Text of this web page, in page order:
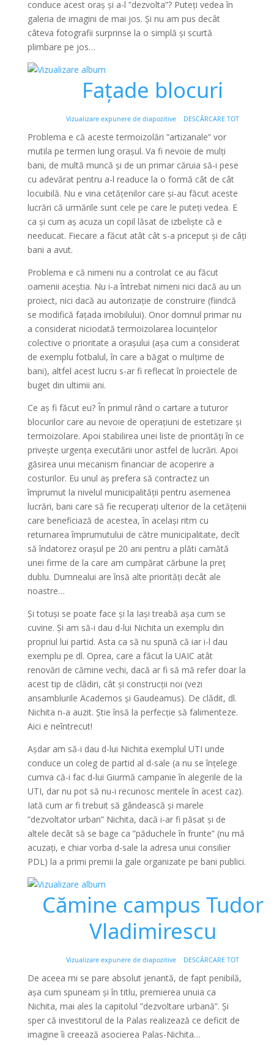
conduce acest oraș și a-l ”dezvolta”? Puteți vedea în
galeria de imagini de mai jos. Și nu am pus decât
câteva fotografii surprinse la o simplă și scurtă
plimbare pe jos…
Fațade blocuri
Vizualizare expunere de diapozitive DESCĂRCARE TOT
Problema e că aceste termoizolări ”artizanale” vor
mutila pe termen lung orașul. Va fi nevoie de mulți
bani, de multă muncă și de un primar căruia să-i pese
cu adevărat pentru a-l readuce la o formă cât de cât
locuibilă. Nu e vina cetățenilor care și-au făcut aceste
lucrări că urmările sunt cele pe care le puteți vedea. E
ca și cum aș acuza un copil lăsat de izbeliște că e
needucat. Fiecare a făcut atât cât s-a priceput și de câți
bani a avut.
Problema e că nimeni nu a controlat ce au făcut
oamenii aceștia. Nu i-a întrebat nimeni nici dacă au un
proiect, nici dacă au autorizație de construire (fiindcă
se modifică fațada imobilului). Onor domnul primar nu
a considerat niciodată termoizolarea locuințelor
colective o prioritate a orașului (așa cum a considerat
de exemplu fotbalul, în care a băgat o mulțime de
bani), altfel acest lucru s-ar fi reflecat în proiectele de
buget din ultimii ani.
Ce aș fi făcut eu? În primul rând o cartare a tuturor
blocurilor care au nevoie de operațiuni de estetizare și
termoizolare. Apoi stabilirea unei liste de priorități în ce
privește urgența executării unor astfel de lucrări. Apoi
găsirea unui mecanism financiar de acoperire a
costurilor. Eu unul aș prefera să contractez un
împrumut la nivelul municipalității pentru asemenea
lucrări, bani care să fie recuperați ulterior de la cetățenii
care beneficiază de acestea, în același ritm cu
returnarea împrumutului de către municipalitate, decît
să îndatorez orașul pe 20 ani pentru a plăti camătă
unei firme de la care am cumpărat cărbune la preț
dublu. Dumnealui are însă alte priorități decât ale
noastre…
Și totuși se poate face și la Iași treabă așa cum se
cuvine. Și am să-i dau d-lui Nichita un exemplu din
propriul lui partid. Asta ca să nu spună că iar i-l dau
exemplu pe dl. Oprea, care a făcut la UAIC atât
renovări de cămine vechi, dacă ar fi să mă refer doar la
acest tip de clădiri, cât și construcții noi (vezi
ansamblurile Academos și Gaudeamus). De clădit, dl.
Nichita n-a auzit. Știe însă la perfecție să falimenteze.
Aici e neîntrecut!
Așdar am să-i dau d-lui Nichita exemplul UTI unde
conduce un coleg de partid al d-sale (a nu se înțelege
cumva că-i fac d-lui Giurmă campanie în alegerile de la
UTI, dar nu pot să nu-i recunosc meritele în acest caz).
Iată cum ar fi trebuit să gândească și marele
”dezvoltator urban” Nichita, dacă i-ar fi păsat și de
altele decât să se bage ca ”păduchele în frunte” (nu mă
acuzați, e chiar vorba d-sale la adresa unui consilier
PDL) la a primi premii la gale organizate pe bani publici.
Cămine campus Tudor
Vladimirescu
Vizualizare expunere de diapozitive DESCĂRCARE TOT
De aceea mi se pare absolut jenantă, de fapt penibilă,
așa cum spuneam și în titlu, premierea unuia ca
Nichita, mai ales la capitolul ”dezvoltare urbană”. Și
sper că investitorul de la Palas realizează ce deficit de
imagine îi creează asocierea Palas-Nichita…